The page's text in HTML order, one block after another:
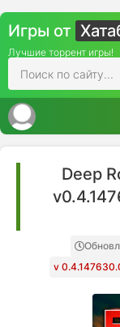
Игры от
Лучшие торрент игры!
Deep
v